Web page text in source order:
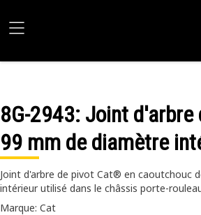
8G-2943: Joint d'arbre
99 mm de diamètre
Joint d'arbre de pivot Cat® en caoutchouc
intérieur utilisé dans le châssis porte-
Marque: Cat